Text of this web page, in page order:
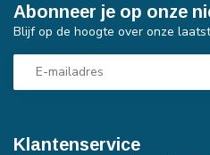
Klantenservice
Abonneer je op onze
Blijf op de hoogte over onze